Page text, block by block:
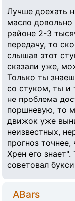
Лучше доехать
масло
районе 2-3
передачу, то
слышав этот
сказали уже,
Только ты
со стуком, ты и
не проблема
поршневую, то
движок уже
неизвестных,
прогноз
Хрен его
советовал
ABars